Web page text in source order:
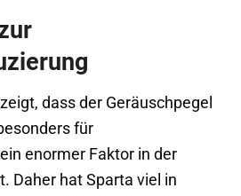
dass der Geräuschpegel
für
enormer Faktor in der
Daher hat Sparta viel in